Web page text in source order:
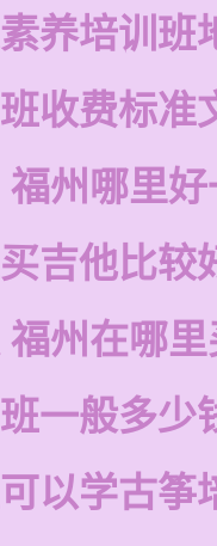
养培训班
收费标准
州哪里
吉他比较
福州在哪
一般多少
以学古筝